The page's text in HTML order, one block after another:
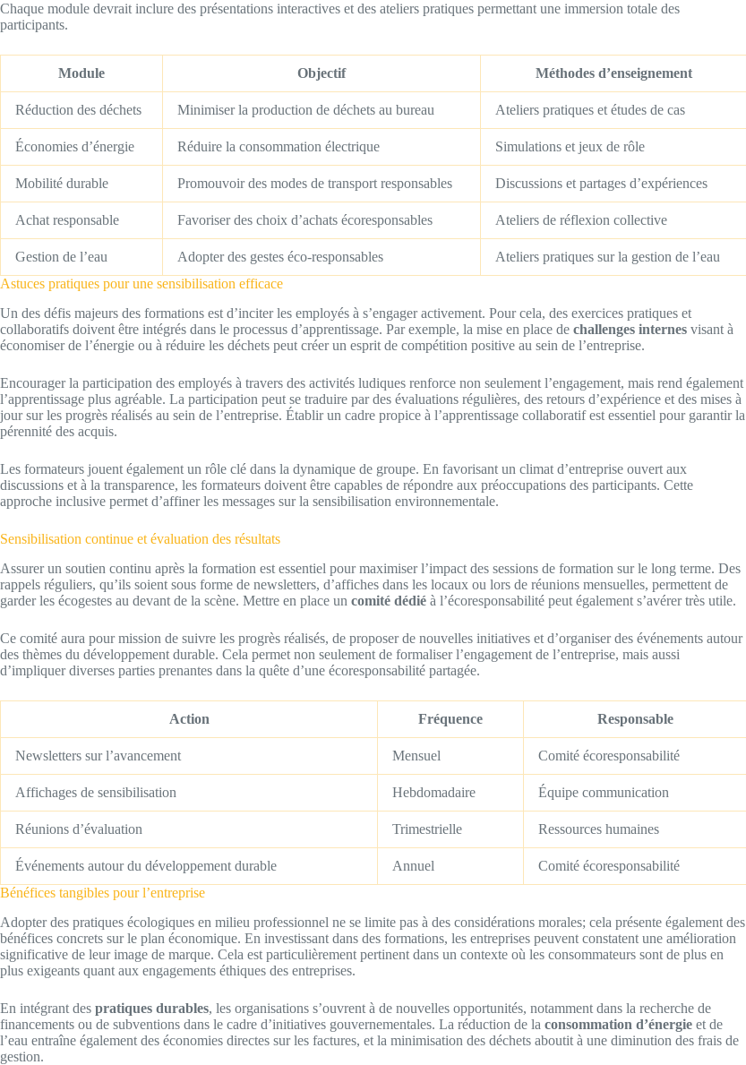
Chaque module devrait inclure des présentations interactives et des ateliers pratiques permettant une immersion totale des
participants.
Module Objectif Méthodes d’enseignement
Réduction des déchets Minimiser la production de déchets au bureau Ateliers pratiques et études de cas
Économies d’énergie Réduire la consommation électrique Simulations et jeux de rôle
Mobilité durable Promouvoir des modes de transport responsables Discussions et partages d’expériences
Achat responsable Favoriser des choix d’achats écoresponsables Ateliers de réflexion collective
Gestion de l’eau Adopter des gestes éco-responsables
Ateliers pratiques sur la gestion de l’eau
Astuces pratiques pour une sensibilisation efficace
Un des défis majeurs des formations est d’inciter les employés à s’engager activement. Pour cela, des exercices pratiques et
collaboratifs doivent être intégrés dans le processus d’apprentissage. Par exemple, la mise en place de challenges internes visant à
économiser de l’énergie ou à réduire les déchets peut créer un esprit de compétition positive au sein de l’entreprise.
Encourager la participation des employés à travers des activités ludiques renforce non seulement l’engagement, mais rend également
l’apprentissage plus agréable. La participation peut se traduire par des évaluations régulières, des retours d’expérience et des mises à
jour sur les progrès réalisés au sein de l’entreprise. Établir un cadre propice à l’apprentissage collaboratif est essentiel pour garantir la
pérennité des acquis.
Les formateurs jouent également un rôle clé dans la dynamique de groupe. En favorisant un climat d’entreprise ouvert aux
discussions et à la transparence, les formateurs doivent être capables de répondre aux préoccupations des participants. Cette
approche inclusive permet d’affiner les messages sur la sensibilisation environnementale.
Sensibilisation continue et évaluation des résultats
Assurer un soutien continu après la formation est essentiel pour maximiser l’impact des sessions de formation sur le long terme. Des
rappels réguliers, qu’ils soient sous forme de newsletters, d’affiches dans les locaux ou lors de réunions mensuelles, permettent de
garder les écogestes au devant de la scène. Mettre en place un comité dédié à l’écoresponsabilité peut également s’avérer très utile.
Ce comité aura pour mission de suivre les progrès réalisés, de proposer de nouvelles initiatives et d’organiser des événements autour
des thèmes du développement durable. Cela permet non seulement de formaliser l’engagement de l’entreprise, mais aussi
d’impliquer diverses parties prenantes dans la quête d’une écoresponsabilité partagée.
Action Fréquence Responsable
Newsletters sur l’avancement Mensuel Comité écoresponsabilité
Affichages de sensibilisation Hebdomadaire Équipe communication
Réunions d’évaluation Trimestrielle Ressources humaines
Événements autour du développement durable Annuel
Comité écoresponsabilité
Bénéfices tangibles pour l’entreprise
Adopter des pratiques écologiques en milieu professionnel ne se limite pas à des considérations morales; cela présente également des
bénéfices concrets sur le plan économique. En investissant dans des formations, les entreprises peuvent constatent une amélioration
significative de leur image de marque. Cela est particulièrement pertinent dans un contexte où les consommateurs sont de plus en
plus exigeants quant aux engagements éthiques des entreprises.
En intégrant des pratiques durables, les organisations s’ouvrent à de nouvelles opportunités, notamment dans la recherche de
financements ou de subventions dans le cadre d’initiatives gouvernementales. La réduction de la consommation d’énergie et de
l’eau entraîne également des économies directes sur les factures, et la minimisation des déchets aboutit à une diminution des frais de
gestion.